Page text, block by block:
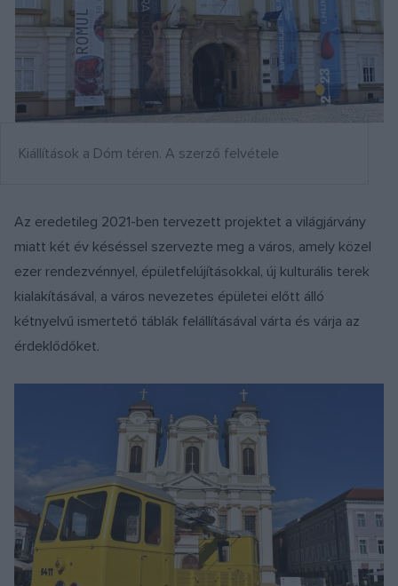
Kiállítások a Dóm téren. A szerző felvétele
Az eredetileg 2021-ben tervezett projektet a világjárvány
miatt két év késéssel szervezte meg a város, amely közel
ezer rendezvénnyel, épületfelújításokkal, új kulturális terek
kialakításával, a város nevezetes épületei előtt álló
kétnyelvű ismertető táblák felállításával várta és várja az
érdeklődőket.